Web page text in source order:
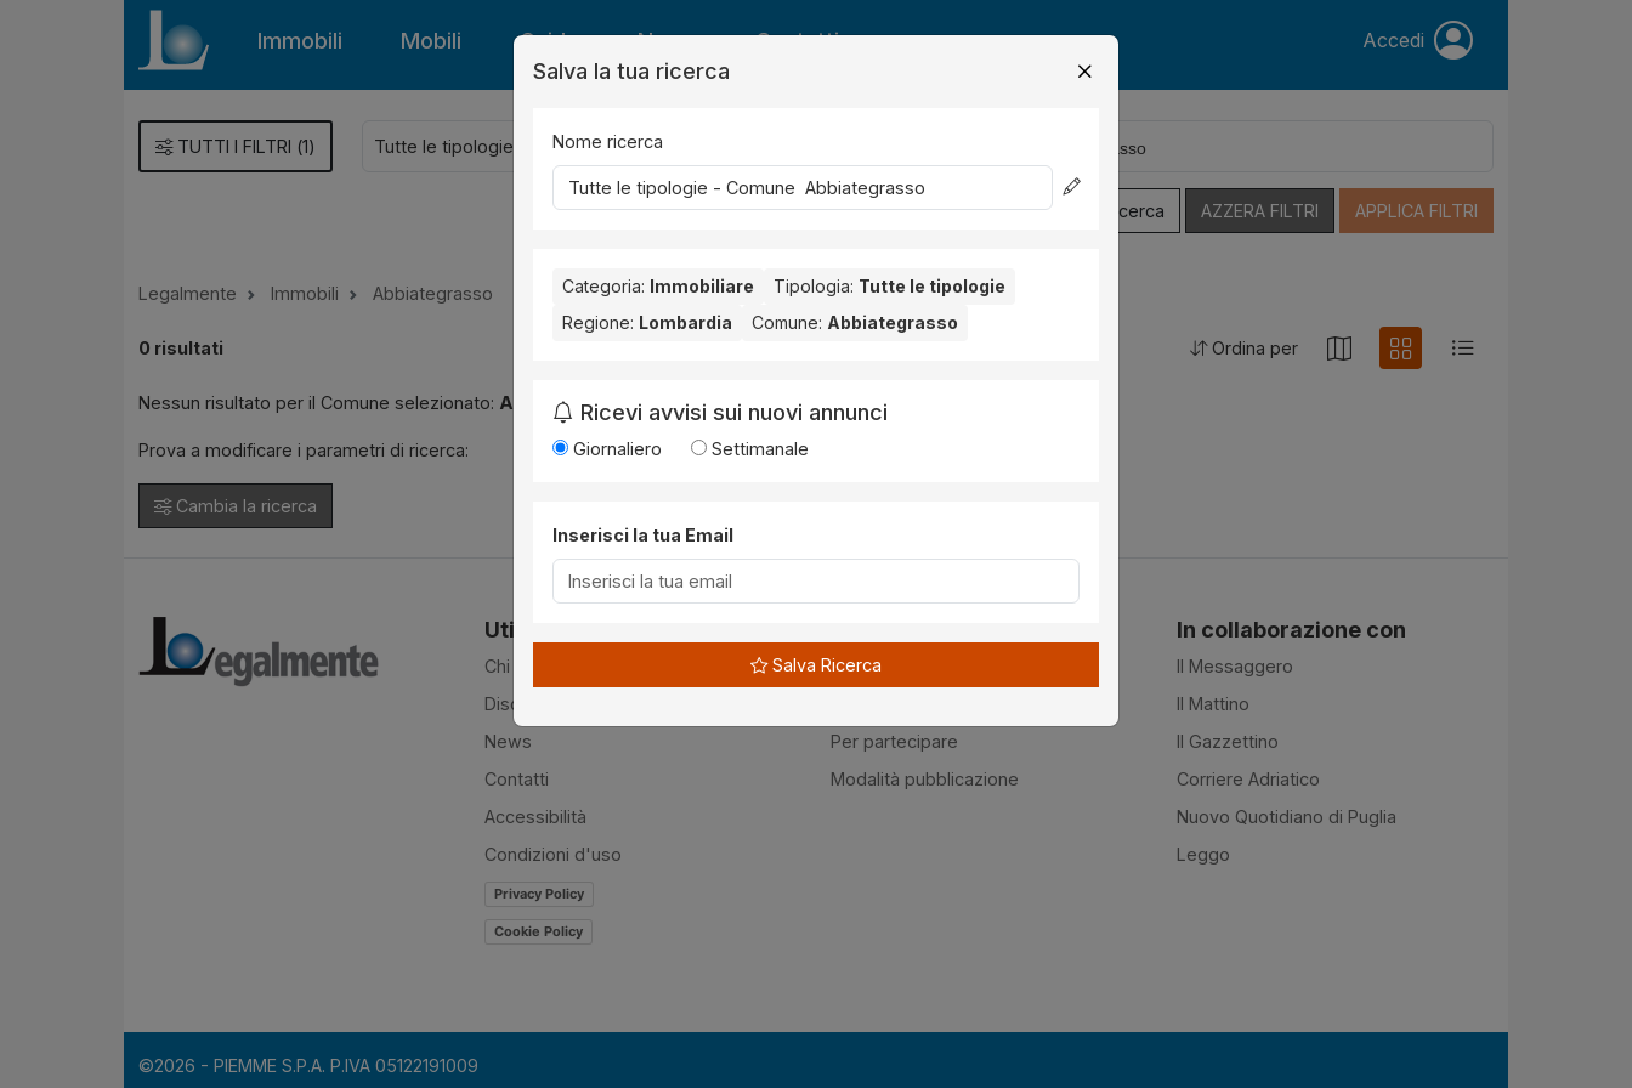
Immobili Mobili Guide News Contatti Accedi
TUTTI I FILTRI (1)
Salva Ricerca AZZERA FILTRI APPLICA FILTRI
Legalmente Immobili Abbiategrasso
0 risultati Ordina per
Nessun risultato per il Comune selezionato: Abbiategrasso . Nessun risultato per la Provincia selezionata:
Prova a modificare i parametri di ricerca:
Cambia la ricerca
Utilità
Chi siamo
Disclaimer
News
Contatti
Accessibilità
Condizioni d'uso
Privacy Policy
Cookie Policy
Normativa
Per partecipare
Modalità pubblicazione
In collaborazione con
Il Messaggero
Il Mattino
Il Gazzettino
Corriere Adriatico
Nuovo Quotidiano di Puglia
Leggo
©2026 - PIEMME S.P.A. P.IVA 05122191009
Salva la tua ricerca
Nome ricerca
Categoria: Immobiliare Tipologia: Tutte le tipologie
Regione: Lombardia Comune: Abbiategrasso
Ricevi avvisi sui nuovi annunci
Giornaliero Settimanale
Inserisci la tua Email
Salva Ricerca